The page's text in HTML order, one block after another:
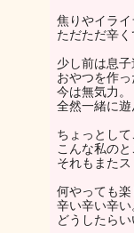
焦りやイラ
ただただ辛く
少し前は息
おやつを作
今は無気力。
全然一緒に遊
ちょっとし
こんな私の
それもまたス
何やっても楽
辛い辛い辛い
どうしたらい